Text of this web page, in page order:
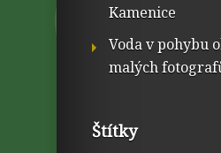
Kamenice
Voda v pohybu
malých
Štítky